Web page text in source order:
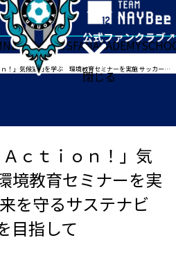
閉じる
NEWSGOODSFANACADEMY
学ぶ 環境教育セミナーを実施 サッカーの未来を守るサステナビリティ人材育成を目指して
Ａｃｔｉｏｎ！」気
教育セミナーを実
を守るサステナビ
目指して